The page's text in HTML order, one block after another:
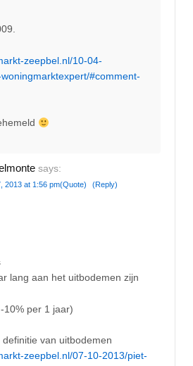
zeepbel.nl/10-04-
#comment-
says:
2013 at 1:56 pm(Quote) (Reply)
lang aan het uitbodemen zijn
10% per 1 jaar)
van uitbodemen
zeepbel.nl/07-10-2013/piet-